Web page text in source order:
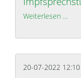
Weiterlesen …
20-07-2022 12:10